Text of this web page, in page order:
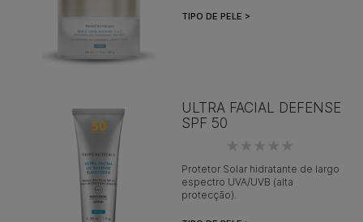
TIPO DE PELE >
ULTRA FACIAL DEFENSE
SPF 50
Protetor Solar hidratante de largo
espectro UVA/UVB (alta
protecção).